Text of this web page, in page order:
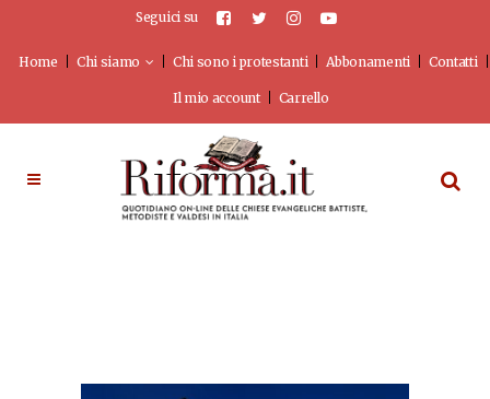
Seguici su
Home Chi siamo Chi sono i protestanti Abbonamenti Contatti
Il mio account Carrello